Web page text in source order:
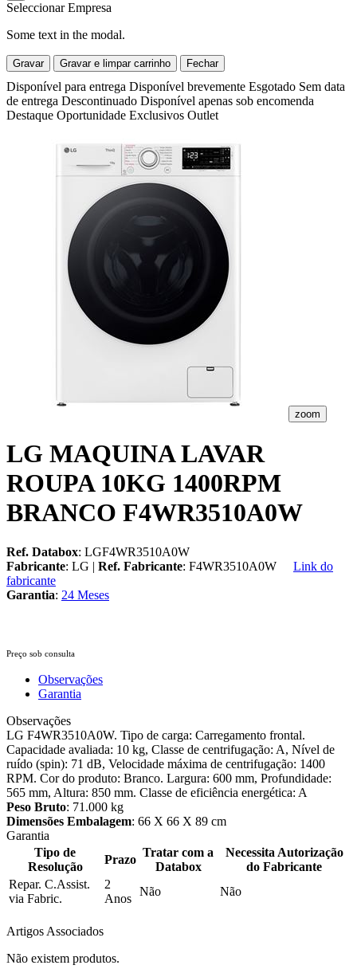
Seleccionar Empresa
Some text in the modal.
Gravar Gravar e limpar carrinho Fechar
Disponível para entrega Disponível brevemente Esgotado Sem data
de entrega Descontinuado Disponível apenas sob encomenda
Destaque Oportunidade Exclusivos Outlet
zoom
LG MAQUINA LAVAR
ROUPA 10KG 1400RPM
BRANCO F4WR3510A0W
Ref. Databox: LGF4WR3510A0W
Fabricante: LG | Ref. Fabricante: F4WR3510A0W
Link do
fabricante
Garantia: 24 Meses
Preço sob consulta
Observações
Garantia
Observações
LG F4WR3510A0W. Tipo de carga: Carregamento frontal.
Capacidade avaliada: 10 kg, Classe de centrifugação: A, Nível de
ruído (spin): 71 dB, Velocidade máxima de centrifugação: 1400
RPM. Cor do produto: Branco. Largura: 600 mm, Profundidade:
565 mm, Altura: 850 mm. Classe de eficiência energética: A
Peso Bruto: 71.000 kg
Dimensões Embalagem: 66 X 66 X 89 cm
Garantia
Tipo de
Resolução
Prazo
Tratar com a
Databox
Necessita Autorização
do Fabricante
Repar. C.Assist.
via Fabric.
2
Anos
Não Não
Artigos Associados
Não existem produtos.